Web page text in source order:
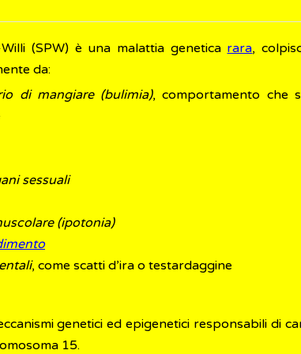
(SPW) è una malattia genetica rara,
da:
di mangiare (bulimia), comportamento che
sessuali
(ipotonia)
, come scatti d’ira o testardaggine
genetici ed epigenetici responsabili di
15.